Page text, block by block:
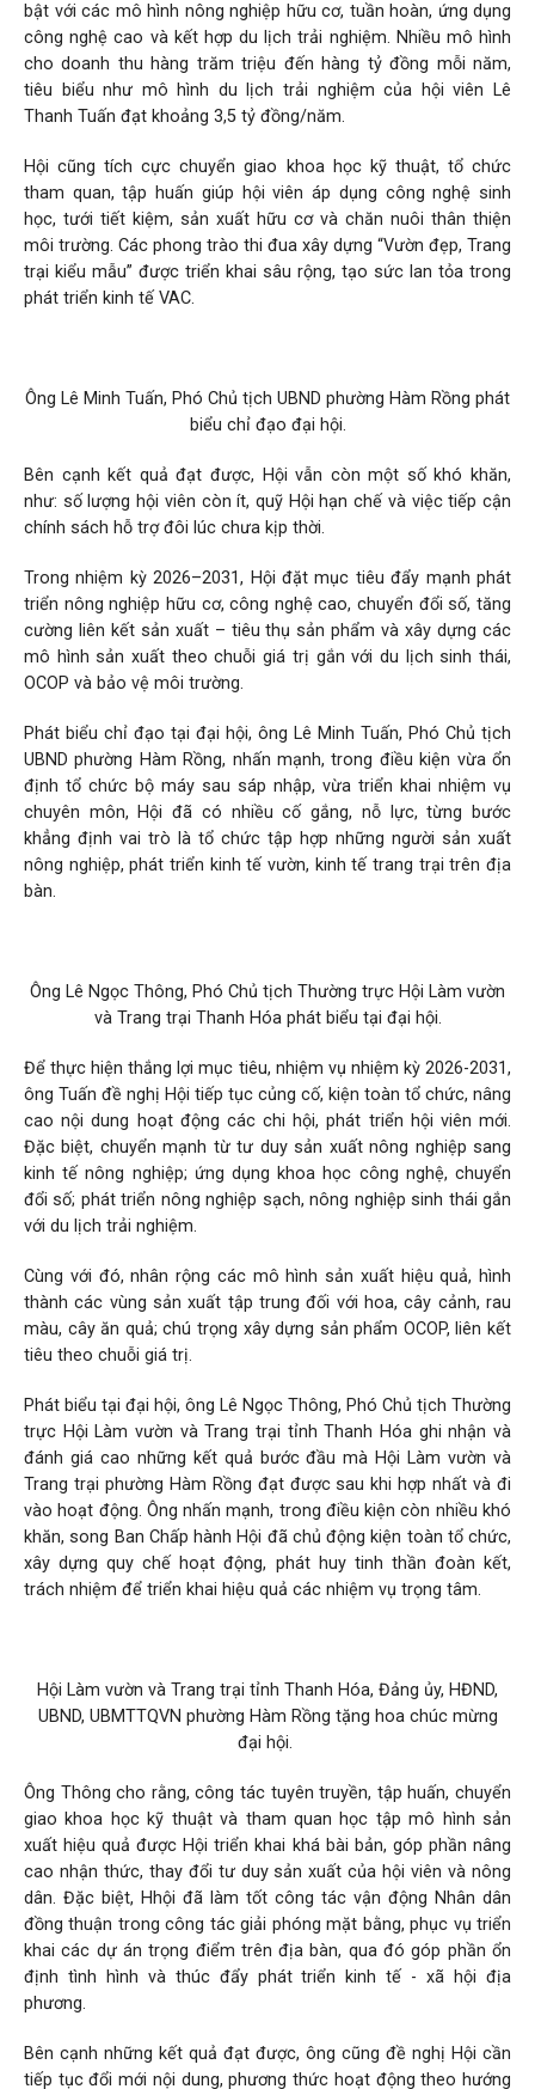
bật với các mô hình nông nghiệp hữu cơ, tuần hoàn, ứng dụng
công nghệ cao và kết hợp du lịch trải nghiệm. Nhiều mô hình
cho doanh thu hàng trăm triệu đến hàng tỷ đồng mỗi năm,
tiêu biểu như mô hình du lịch trải nghiệm của hội viên Lê
Thanh Tuấn đạt khoảng 3,5 tỷ đồng/năm.
Hội cũng tích cực chuyển giao khoa học kỹ thuật, tổ chức
tham quan, tập huấn giúp hội viên áp dụng công nghệ sinh
học, tưới tiết kiệm, sản xuất hữu cơ và chăn nuôi thân thiện
môi trường. Các phong trào thi đua xây dựng “Vườn đẹp, Trang
trại kiểu mẫu” được triển khai sâu rộng, tạo sức lan tỏa trong
phát triển kinh tế VAC.
Ông Lê Minh Tuấn, Phó Chủ tịch UBND phường Hàm Rồng phát
biểu chỉ đạo đại hội.
Bên cạnh kết quả đạt được, Hội vẫn còn một số khó khăn,
như: số lượng hội viên còn ít, quỹ Hội hạn chế và việc tiếp cận
chính sách hỗ trợ đôi lúc chưa kịp thời.
Trong nhiệm kỳ 2026–2031, Hội đặt mục tiêu đẩy mạnh phát
triển nông nghiệp hữu cơ, công nghệ cao, chuyển đổi số, tăng
cường liên kết sản xuất – tiêu thụ sản phẩm và xây dựng các
mô hình sản xuất theo chuỗi giá trị gắn với du lịch sinh thái,
OCOP và bảo vệ môi trường.
Phát biểu chỉ đạo tại đại hội, ông Lê Minh Tuấn, Phó Chủ tịch
UBND phường Hàm Rồng, nhấn mạnh, trong điều kiện vừa ổn
định tổ chức bộ máy sau sáp nhập, vừa triển khai nhiệm vụ
chuyên môn, Hội đã có nhiều cố gắng, nỗ lực, từng bước
khẳng định vai trò là tổ chức tập hợp những người sản xuất
nông nghiệp, phát triển kinh tế vườn, kinh tế trang trại trên địa
bàn.
Ông Lê Ngọc Thông, Phó Chủ tịch Thường trực Hội Làm vườn
và Trang trại Thanh Hóa phát biểu tại đại hội.
Để thực hiện thắng lợi mục tiêu, nhiệm vụ nhiệm kỳ 2026-2031,
ông Tuấn đề nghị Hội tiếp tục củng cố, kiện toàn tổ chức, nâng
cao nội dung hoạt động các chi hội, phát triển hội viên mới.
Đặc biệt, chuyển mạnh từ tư duy sản xuất nông nghiệp sang
kinh tế nông nghiệp; ứng dụng khoa học công nghệ, chuyển
đổi số; phát triển nông nghiệp sạch, nông nghiệp sinh thái gắn
với du lịch trải nghiệm.
Cùng với đó, nhân rộng các mô hình sản xuất hiệu quả, hình
thành các vùng sản xuất tập trung đối với hoa, cây cảnh, rau
màu, cây ăn quả; chú trọng xây dựng sản phẩm OCOP, liên kết
tiêu theo chuỗi giá trị.
Phát biểu tại đại hội, ông Lê Ngọc Thông, Phó Chủ tịch Thường
trực Hội Làm vườn và Trang trại tỉnh Thanh Hóa ghi nhận và
đánh giá cao những kết quả bước đầu mà Hội Làm vườn và
Trang trại phường Hàm Rồng đạt được sau khi hợp nhất và đi
vào hoạt động. Ông nhấn mạnh, trong điều kiện còn nhiều khó
khăn, song Ban Chấp hành Hội đã chủ động kiện toàn tổ chức,
xây dựng quy chế hoạt động, phát huy tinh thần đoàn kết,
trách nhiệm để triển khai hiệu quả các nhiệm vụ trọng tâm.
Hội Làm vườn và Trang trại tỉnh Thanh Hóa, Đảng ủy, HĐND,
UBND, UBMTTQVN phường Hàm Rồng tặng hoa chúc mừng
đại hội.
Ông Thông cho rằng, công tác tuyên truyền, tập huấn, chuyển
giao khoa học kỹ thuật và tham quan học tập mô hình sản
xuất hiệu quả được Hội triển khai khá bài bản, góp phần nâng
cao nhận thức, thay đổi tư duy sản xuất của hội viên và nông
dân. Đặc biệt, Hhội đã làm tốt công tác vận động Nhân dân
đồng thuận trong công tác giải phóng mặt bằng, phục vụ triển
khai các dự án trọng điểm trên địa bàn, qua đó góp phần ổn
định tình hình và thúc đẩy phát triển kinh tế - xã hội địa
phương.
Bên cạnh những kết quả đạt được, ông cũng đề nghị Hội cần
tiếp tục đổi mới nội dung, phương thức hoạt động theo hướng